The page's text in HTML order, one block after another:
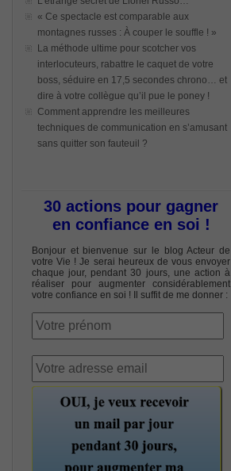
« Ce spectacle est comparable aux
montagnes russes : À couper le souffle ! »
La méthode ultime pour scotcher vos
interlocuteurs, rabattre le caquet de votre
boss, séduire en 17,5 secondes chrono… et
dire à votre collègue qu’il pue le poney !
Comment apprendre les meilleures
techniques de communication en s’amusant
sans quitter son fauteuil ?
30 actions pour gagner
en confiance en soi !
Bonjour et bienvenue sur le blog Acteur de
votre Vie ! Je serai heureux de vous envoyer
chaque jour, pendant 30 jours, une action à
réaliser pour augmenter considérablement
votre confiance en soi ! Il suffit de me donner :